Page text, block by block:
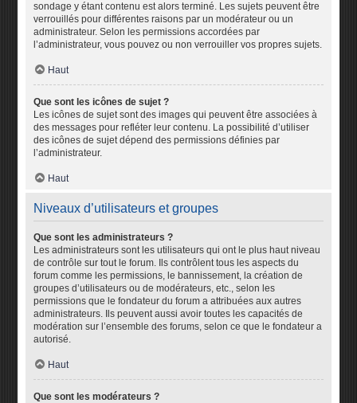
sondage y étant contenu est alors terminé. Les sujets peuvent être
verrouillés pour différentes raisons par un modérateur ou un
administrateur. Selon les permissions accordées par
l’administrateur, vous pouvez ou non verrouiller vos propres sujets.
Haut
Que sont les icônes de sujet ?
Les icônes de sujet sont des images qui peuvent être associées à
des messages pour refléter leur contenu. La possibilité d’utiliser
des icônes de sujet dépend des permissions définies par
l’administrateur.
Haut
Niveaux d’utilisateurs et groupes
Que sont les administrateurs ?
Les administrateurs sont les utilisateurs qui ont le plus haut niveau
de contrôle sur tout le forum. Ils contrôlent tous les aspects du
forum comme les permissions, le bannissement, la création de
groupes d’utilisateurs ou de modérateurs, etc., selon les
permissions que le fondateur du forum a attribuées aux autres
administrateurs. Ils peuvent aussi avoir toutes les capacités de
modération sur l’ensemble des forums, selon ce que le fondateur a
autorisé.
Haut
Que sont les modérateurs ?